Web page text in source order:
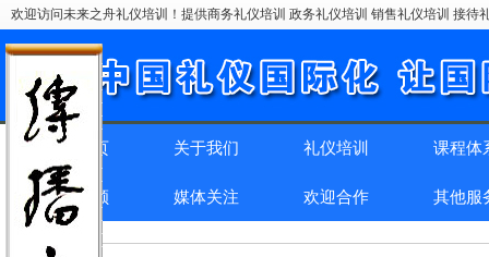
欢迎访问未来之舟礼仪培训！提供商务礼仪培训 政务礼仪培训 销售礼仪培训 接
网站首页 关于我们 礼仪培训 课程体
精彩回顾 媒体关注 欢迎合作 其他服